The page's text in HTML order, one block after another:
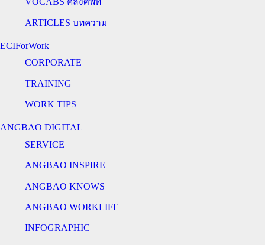
ARTICLES บทความ
ECIForWork
CORPORATE
TRAINING
WORK TIPS
ANGBAO DIGITAL
SERVICE
ANGBAO INSPIRE
ANGBAO KNOWS
ANGBAO WORKLIFE
INFOGRAPHIC